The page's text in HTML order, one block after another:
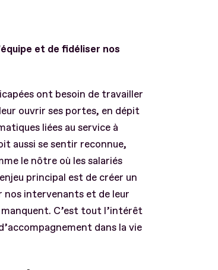
et de fidéliser nos
ont besoin de travailler
ouvrir ses portes, en dépit
liées au service à
aussi se sentir reconnue,
le nôtre où les salariés
principal est de créer un
nos intervenants et de leur
C’est tout l’intérêt
dans la vie